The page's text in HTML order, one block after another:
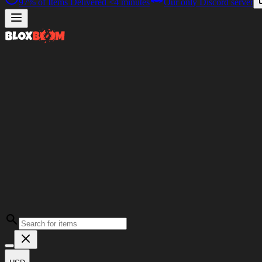
97% of Items Delivered <4 minutes Our only Discord server